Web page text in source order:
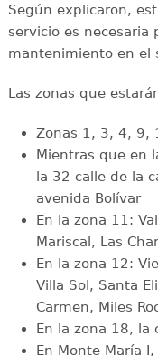
Según explicaron,
servicio es necesaria
mantenimiento en el
Las zonas que
Zonas 1, 3, 4, 9,
Mientras que en
la 32 calle de la
avenida Bolívar
En la zona 11:
Mariscal, Las
En la zona 12:
Villa Sol, Santa
Carmen, Miles
En la zona 18, la
En Monte María